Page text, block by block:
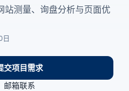
站测量、询盘分析与页面优
日
交项目需求
邮箱联系